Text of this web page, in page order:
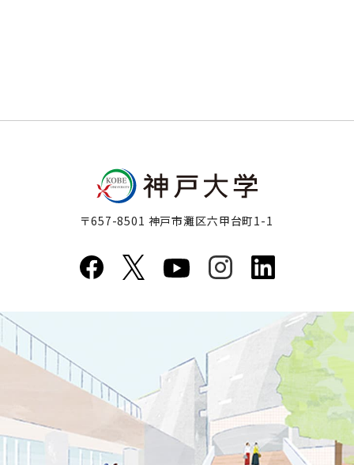
〒657-8501 神戸市灘区六甲台町1-1